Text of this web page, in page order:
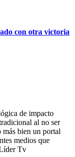
con otra victoria
de impacto
al no ser
más bien un portal
medios que
Tv